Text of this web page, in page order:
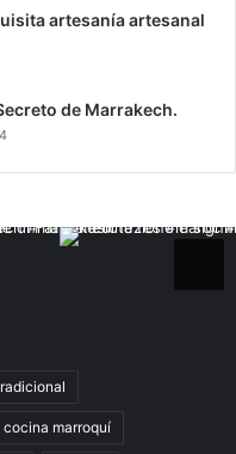
artesanía artesanal
de Marrakech.
cocina marroquí